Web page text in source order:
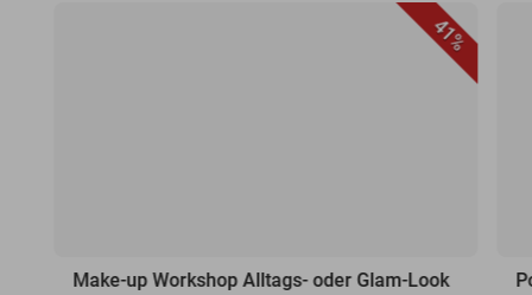
41%
Make-up Workshop Alltags- oder Glam-Look